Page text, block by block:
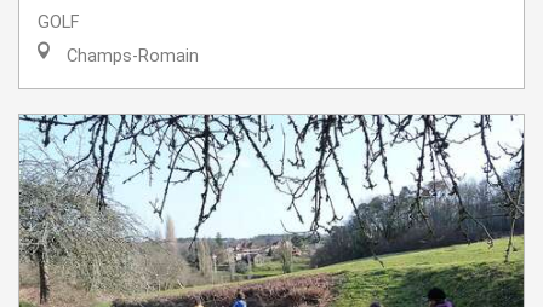
GOLF
Champs-Romain